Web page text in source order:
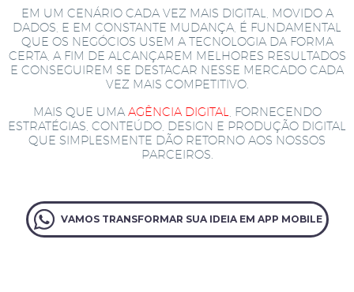
EM UM CENÁRIO CADA VEZ MAIS DIGITAL, MOVIDO A
DADOS, E EM CONSTANTE MUDANÇA, É FUNDAMENTAL
QUE OS NEGÓCIOS USEM A TECNOLOGIA DA FORMA
CERTA, A FIM DE ALCANÇAREM MELHORES RESULTADOS
E CONSEGUIREM SE DESTACAR NESSE MERCADO CADA
VEZ MAIS COMPETITIVO.
MAIS QUE UMA AGÊNCIA DIGITAL
, FORNECENDO
ESTRATÉGIAS, CONTEÚDO, DESIGN E PRODUÇÃO DIGITAL
QUE SIMPLESMENTE DÃO RETORNO AOS NOSSOS
PARCEIROS.
VAMOS TRANSFORMAR SUA IDEIA EM APP MOBILE